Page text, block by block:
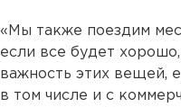
«Мы также поездим
если все будет
важность этих вещей,
в том числе и с